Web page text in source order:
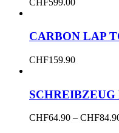
CARBON LAP
CHF159.90
Dieses
CHF64.90 – CHF